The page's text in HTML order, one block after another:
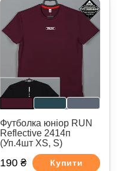
Футболка юніор RUN
Reflective 2414п
(Уп.4шт XS, S)
190 ₴ Купити